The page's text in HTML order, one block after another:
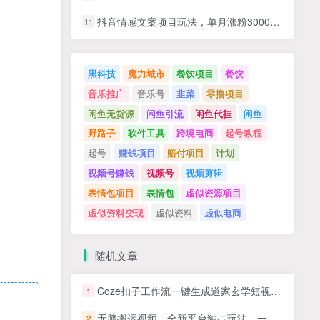
11 抖音情感文案项目玩法，单月涨粉3000+，新手小白也能做
黑科技 魔力城市 餐饮项目
餐饮
音乐推广
音乐号 韭菜
零撸项目
闲鱼无货源
闲鱼引流 闲鱼代挂
闲鱼
野路子
软件工具 跨境电商
起号教程
起号
赚钱项目 赔付项目
计划
视频号赚钱
视频号
视频剪辑
表情包项目
表情包
虚似资源项目
虚似资料变现
虚似资料 虚似电商
随机文章
1 Coze扣子工作流一键生成道家玄学短视频，实战保姆级教程